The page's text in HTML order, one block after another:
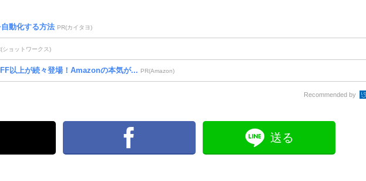
動化する方法 PR(カイタヨ)
ショットワークス)
以上が続々登場！Amazonの本気が... PR(Amazon)
Recommended by
送る